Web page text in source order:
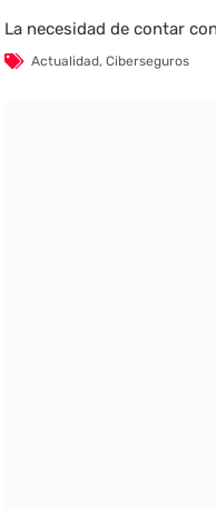
La necesidad de contar
Actualidad,Ciberseguros